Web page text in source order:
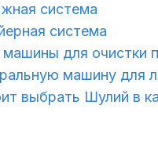
система
система
для очистки
машину для
выбрать Шулий в